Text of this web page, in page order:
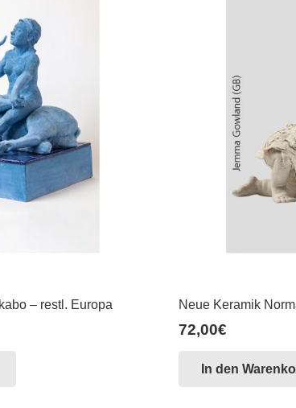
– restl. Europa Neue Keramik
72,00€
In den